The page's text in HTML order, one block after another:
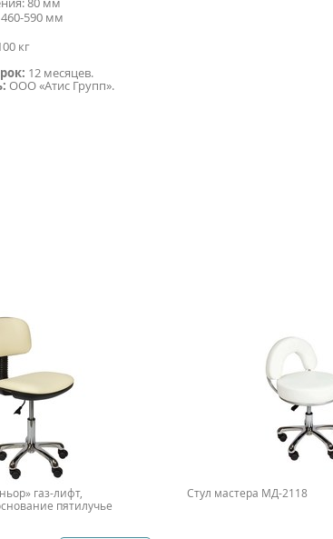
590 мм
кг
12 месяцев.
ООО «Атис Групп».
газ-лифт,
пятилучье
Стул мастера МД-2118